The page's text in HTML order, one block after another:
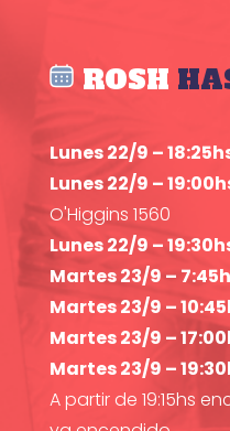
ROSH
Lunes 22/9 –
Lunes 22/9 –
O'Higgins 1560
Lunes 22/9 –
Martes 23/9 –
Martes 23/9 –
Martes 23/9 –
Martes 23/9 –
A partir de 19:15hs